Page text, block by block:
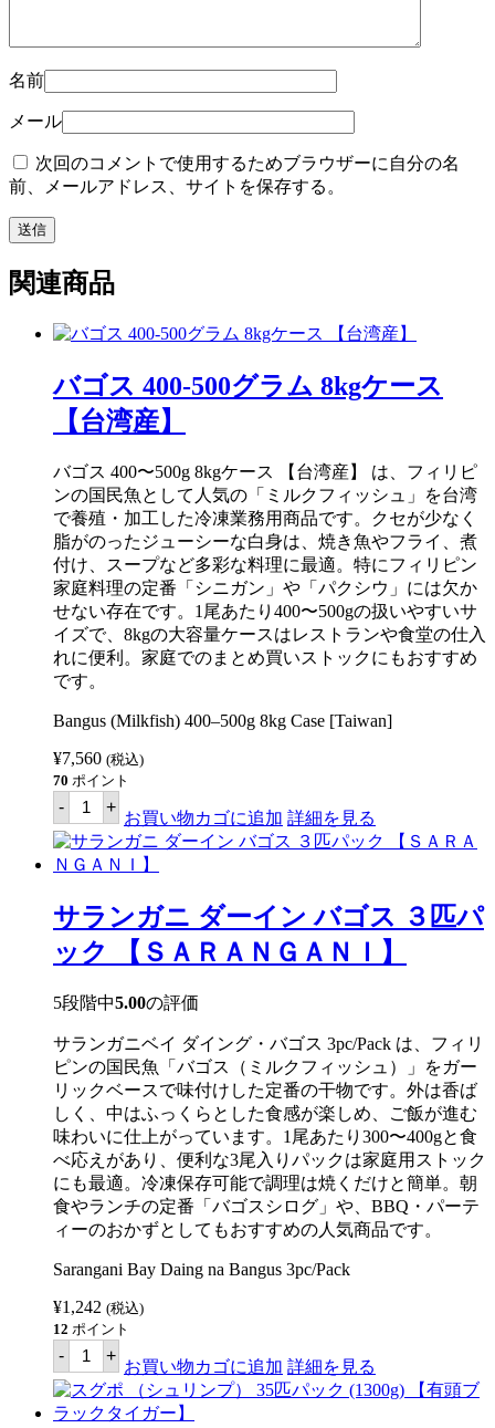
名前
メール
次回のコメントで使用するためブラウザーに自分の名
前、メールアドレス、サイトを保存する。
関連商品
バゴス 400-500グラム 8kgケース
【台湾産】
バゴス 400〜500g 8kgケース 【台湾産】 は、フィリピ
ンの国民魚として人気の「ミルクフィッシュ」を台湾
で養殖・加工した冷凍業務用商品です。クセが少なく
脂がのったジューシーな白身は、焼き魚やフライ、煮
付け、スープなど多彩な料理に最適。特にフィリピン
家庭料理の定番「シニガン」や「パクシウ」には欠か
せない存在です。1尾あたり400〜500gの扱いやすいサ
イズで、8kgの大容量ケースはレストランや食堂の仕入
れに便利。家庭でのまとめ買いストックにもおすすめ
です。
Bangus (Milkfish) 400–500g 8kg Case [Taiwan]
¥7,560 (税込)
70 ポイント
- バ
ゴ
ス
400-
500
ラ
ム
8kg
ケ
ス
【台
産】
個
+
お買い物カゴに追加 詳細を見る
サランガニ ダーイン バゴス ３匹パ
ック 【ＳＡＲＡＮＧＡＮＩ】
5段階中5.00の評価
サランガニベイ ダイング・バゴス 3pc/Pack は、フィリ
ピンの国民魚「バゴス（ミルクフィッシュ）」をガー
リックベースで味付けした定番の干物です。外は香ば
しく、中はふっくらとした食感が楽しめ、ご飯が進む
味わいに仕上がっています。1尾あたり300〜400gと食
べ応えがあり、便利な3尾入りパックは家庭用ストック
にも最適。冷凍保存可能で調理は焼くだけと簡単。朝
食やランチの定番「バゴスシログ」や、BBQ・パーテ
ィーのおかずとしてもおすすめの人気商品です。
Sarangani Bay Daing na Bangus 3pc/Pack
¥1,242 (税込)
12 ポイント
- サ
ラ
ン
ガ
ニ
+
お買い物カゴに追加 詳細を見る